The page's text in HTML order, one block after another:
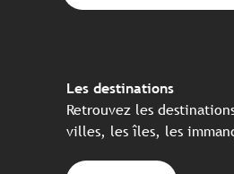
Les destinations
Retrouvez les
villes, les îles, les